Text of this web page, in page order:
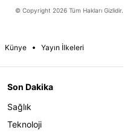
© Copyright 2026 Tüm Hakları Gizlidir.
Künye Yayın İlkeleri
Son Dakika
Sağlık
Teknoloji